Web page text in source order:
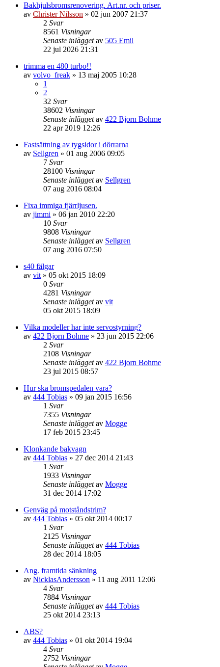
Bakhjulsbromsrenovering. Art.nr. och priser.
av Christer Nilsson » 02 jun 2007 21:37
2 Svar
8561 Visningar
Senaste inläggetav 505 Emil
22 jul 2026 21:31
trimma en 480 turbo!!
av volvo_freak » 13 maj 2005 10:28
1
2
32 Svar
38602 Visningar
Senaste inläggetav 422 Bjorn Bohme
22 apr 2019 12:26
Fastsättning av tygsidor i dörrarna
av Sellgren » 01 aug 2006 09:05
7 Svar
28100 Visningar
Senaste inläggetav Sellgren
07 aug 2016 08:04
Fixa immiga fjärrljusen.
av jimmi » 06 jan 2010 22:20
10 Svar
9808 Visningar
Senaste inläggetav Sellgren
07 aug 2016 07:50
s40 fälgar
av vit » 05 okt 2015 18:09
0 Svar
4281 Visningar
Senaste inläggetav vit
05 okt 2015 18:09
Vilka modeller har inte servostyrning?
av 422 Bjorn Bohme » 23 jun 2015 22:06
2 Svar
2108 Visningar
Senaste inläggetav 422 Bjorn Bohme
23 jul 2015 08:57
Hur ska bromspedalen vara?
av 444 Tobias » 09 jan 2015 16:56
1 Svar
7355 Visningar
Senaste inläggetav Mogge
17 feb 2015 23:45
Klonkande bakvagn
av 444 Tobias » 27 dec 2014 21:43
1 Svar
1933 Visningar
Senaste inläggetav Mogge
31 dec 2014 17:02
Genväg på motståndstrim?
av 444 Tobias » 05 okt 2014 00:17
1 Svar
2125 Visningar
Senaste inläggetav 444 Tobias
28 dec 2014 18:05
Ang. framtida sänkning
av NicklasAndersson » 11 aug 2011 12:06
4 Svar
7884 Visningar
Senaste inläggetav 444 Tobias
25 okt 2014 23:13
ABS?
av 444 Tobias » 01 okt 2014 19:04
4 Svar
2752 Visningar